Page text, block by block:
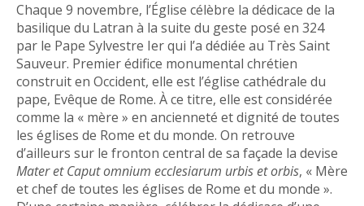
Chaque 9 novembre, l’Église célèbre la dédicace de la
basilique du Latran à la suite du geste posé en 324
par le Pape Sylvestre Ier qui l’a dédiée au Très Saint
Sauveur. Premier édifice monumental chrétien
construit en Occident, elle est l’église cathédrale du
pape, Evêque de Rome. À ce titre, elle est considérée
comme la « mère » en ancienneté et dignité de toutes
les églises de Rome et du monde. On retrouve
d’ailleurs sur le fronton central de sa façade la devise
Mater et Caput omnium ecclesiarum urbis et orbis, « Mère
et chef de toutes les églises de Rome et du monde ».